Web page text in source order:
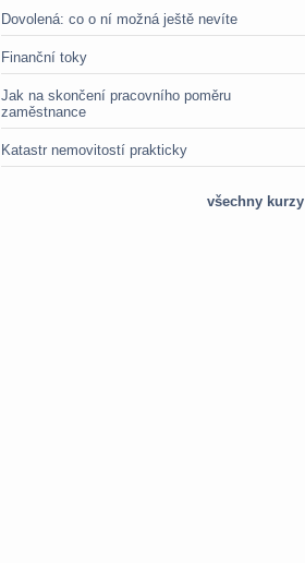
Dovolená: co o ní možná ještě nevíte
Finanční toky
Jak na skončení pracovního poměru
zaměstnance
Katastr nemovitostí prakticky
všechny kurzy